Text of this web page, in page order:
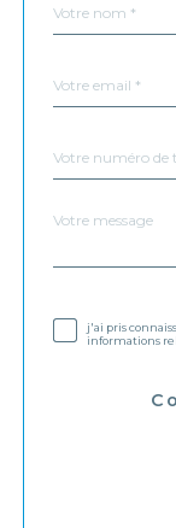
par
*
*
*
Fieldset
Message
*
j'ai pris
informations